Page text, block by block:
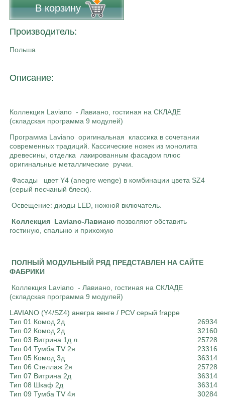
В корзину
Производитель:
Польша
Описание:
Коллекция Laviano - Лавиано, гостиная на СКЛАДЕ
(складская программа 9 модулей)
Программа Laviano оригинальная классика в сочетании
современных традиций. Кассические ножек из монолита
древесины, отделка лакированным фасадом плюс
оригинальные металлические ручки.
Фасады цвет Y4 (anegre wenge) в комбинации цвета SZ4
(серый песчаный блеск).
Освещение: диоды LED, ножной включатель.
Коллекция Laviano-Лавиано позволяют обставить
гостиную, спальню и прихожую
ПОЛНЫЙ МОДУЛЬНЫЙ РЯД ПРЕДСТАВЛЕН НА САЙТЕ
ФАБРИКИ
Коллекция Laviano - Лавиано, гостиная на СКЛАДЕ
(складская программа 9 модулей)
LAVIANO (Y4/SZ4) анегра венге / PCV серый frappe
Тип 01 Комод 2д
26934
Тип 02 Комод 2д
32160
Тип 03 Витрина 1д л.
25728
Тип 04 Тумба TV 2я
23316
Тип 05 Комод 3д
36314
Тип 06 Стеллаж 2я
25728
Тип 07 Витрина 2д
36314
Тип 08 Шкаф 2д
36314
Тип 09 Тумба TV 4я
30284